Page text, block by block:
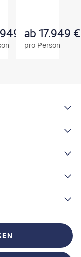
€
B
O
T
ab17.949 €
pro Person